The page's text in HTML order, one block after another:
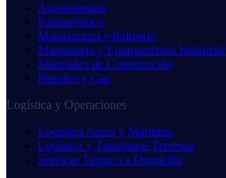
Agroindustria
Farmacéutica
Manufactura e Industria
Maquinaria y Equipamiento Industrial
Materiales de Construcción
Petróleo y Gas
Logística y Operaciones
Logística Aérea y Marítima
Logística y Transporte Terrestre
Servicio Técnico a Domicilio